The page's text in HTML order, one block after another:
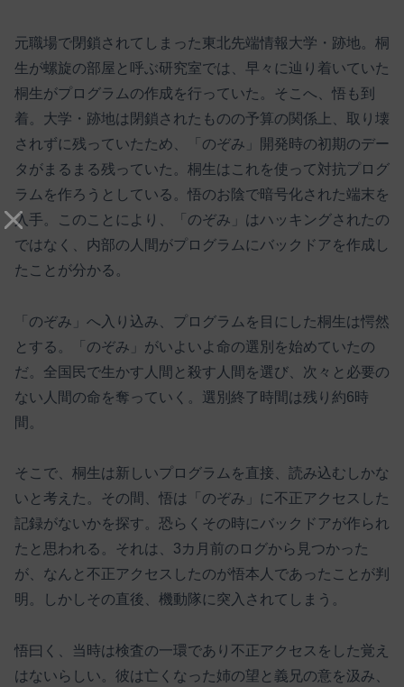
元職場で閉鎖されてしまった東北先端情報大学・跡地。桐
生が螺旋の部屋と呼ぶ研究室では、早々に辿り着いていた
桐生がプログラムの作成を行っていた。そこへ、悟も到
着。大学・跡地は閉鎖されたものの予算の関係上、取り壊
されずに残っていたため、「のぞみ」開発時の初期のデー
タがまるまる残っていた。桐生はこれを使って対抗プログ
ラムを作ろうとしている。悟のお陰で暗号化された端末を
入手。このことにより、「のぞみ」はハッキングされたの
ではなく、内部の人間がプログラムにバックドアを作成し
たことが分かる。
「のぞみ」へ入り込み、プログラムを目にした桐生は愕然
とする。「のぞみ」がいよいよ命の選別を始めていたの
だ。全国民で生かす人間と殺す人間を選び、次々と必要の
ない人間の命を奪っていく。選別終了時間は残り約6時
間。
そこで、桐生は新しいプログラムを直接、読み込むしかな
いと考えた。その間、悟は「のぞみ」に不正アクセスした
記録がないかを探す。恐らくその時にバックドアが作られ
たと思われる。それは、3カ月前のログから見つかった
が、なんと不正アクセスしたのが悟本人であったことが判
明。しかしその直後、機動隊に突入されてしまう。
悟曰く、当時は検査の一環であり不正アクセスをした覚え
はないらしい。彼は亡くなった姉の望と義兄の意を汲み、